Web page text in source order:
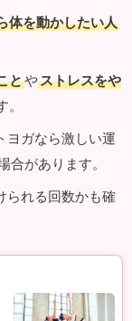
体を動かしたい人
とやストレスをや
ヨガなら激しい運
合があります。
られる回数かも確